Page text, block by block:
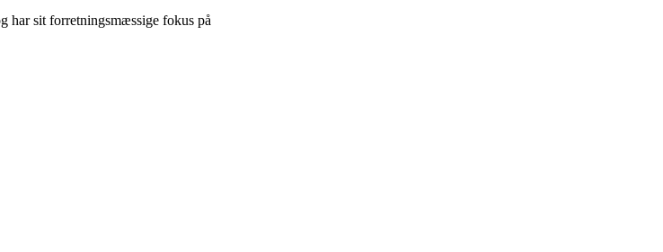
har sit forretningsmæssige fokus på